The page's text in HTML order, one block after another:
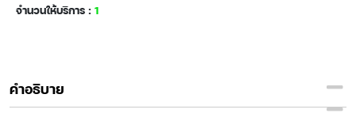
จำนวนให้บริการ : 1
คำอธิบาย